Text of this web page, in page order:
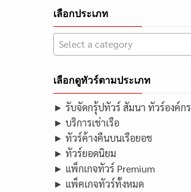
เลือกประเภท
Select a category
เลือกดูทัวร์ตามประเภท
► รับจัดกรุ้ปทัวร์ สัมนา ทัวร์องค์กร
► บริการเช่าเรือ
► ทัวร์ค้างคืนบนเรือยอช
► ทัวร์ยอดนิยม
► แพ็กเกจทัวร์ Premium
► แพ็คเกจทัวร์ทั้งหมด